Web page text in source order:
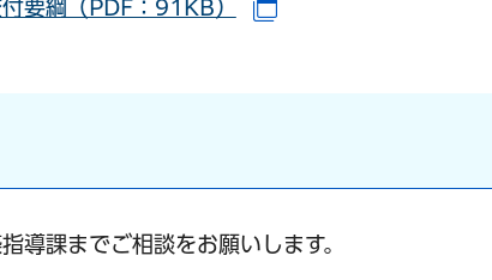
要綱（PDF：91KB） （別ウインドウで開
導課までご相談をお願いします。